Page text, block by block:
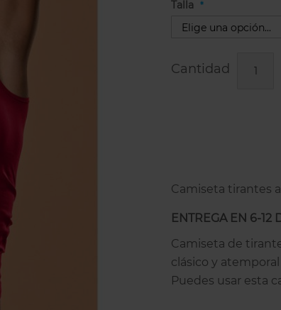
Talla
Cantidad
Camiseta tirantes
ENTREGA EN 6-12
Camiseta de
clásico y
Puedes usar esta